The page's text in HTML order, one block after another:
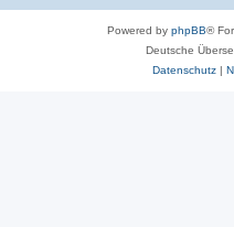
Powered by phpBB®
Deutsche
Datenschutz|